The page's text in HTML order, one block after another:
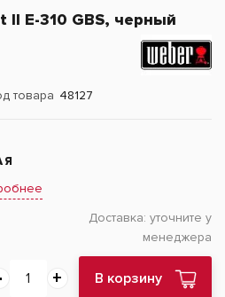
II E-310 GBS, черный
товара 48127
Доставка: уточните у
менеджера
В корзину